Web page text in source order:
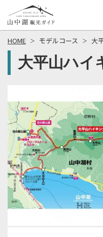
HOME モデルコース 大
大平山ハイ